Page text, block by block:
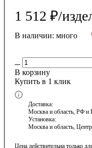
1 512 ₽/
В наличии: много
В корзину
Купить в 1 клик
Доставка:
Москва и область, РФ и
Установка:
Москва и область,
Цена действительна только